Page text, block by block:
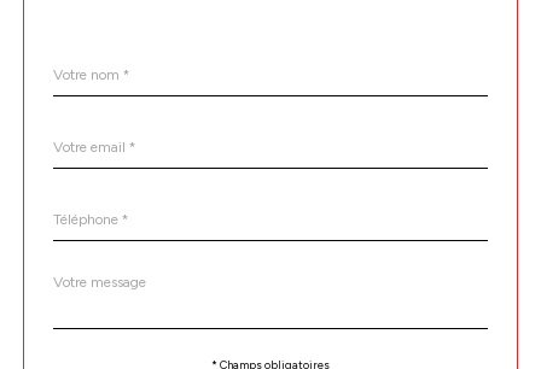
par
*
*
*
Fieldset
Message
*
* Champs obligatoires